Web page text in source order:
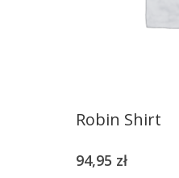
Robin Shirt
94,95 zł